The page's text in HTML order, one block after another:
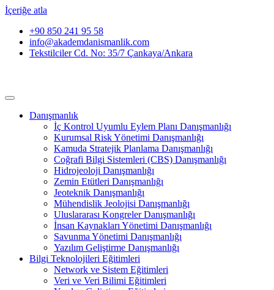
İçeriğe atla
+90 850 241 95 58
info@akademdanismanlik.com
Tekstilciler Cd. No: 35/7 Çankaya/Ankara
Danışmanlık
İç Kontrol Uyumlu Eylem Planı Danışmanlığı
Kurumsal Risk Yönetimi Danışmanlığı
Kamuda Stratejik Planlama Danışmanlığı
Coğrafi Bilgi Sistemleri (CBS) Danışmanlığı
Hidrojeoloji Danışmanlığı
Zemin Etütleri Danışmanlığı
Jeoteknik Danışmanlığı
Mühendislik Jeolojisi Danışmanlığı
Uluslararası Kongreler Danışmanlığı
İnsan Kaynakları Yönetimi Danışmanlığı
Savunma Yönetimi Danışmanlığı
Yazılım Geliştirme Danışmanlığı
Bilgi Teknolojileri Eğitimleri
Network ve Sistem Eğitimleri
Veri ve Veri Bilimi Eğitimleri